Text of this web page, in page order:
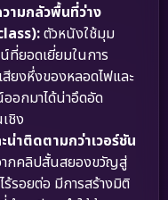
ามกลัวพื้นที่ว่าง
ตัวหนังใช้มุม
ที่ยอดเยี่ยมในการ
ยงหึ่งของหลอดไฟและ
อกมาได้น่าอึดอัด
ชิง
าติดตามกว่าเวอร์ชัน
ากคลิปสั้นสยองขวัญสู่
ร้รอยต่อ มีการสร้างมิติ